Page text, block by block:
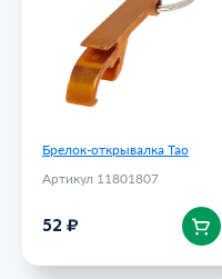
Брелок-открывалка Tao
Артикул 11801807
52 ₽